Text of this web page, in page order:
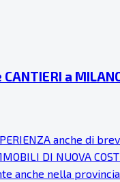
a
anche di
DI NUOVA
nella provincia